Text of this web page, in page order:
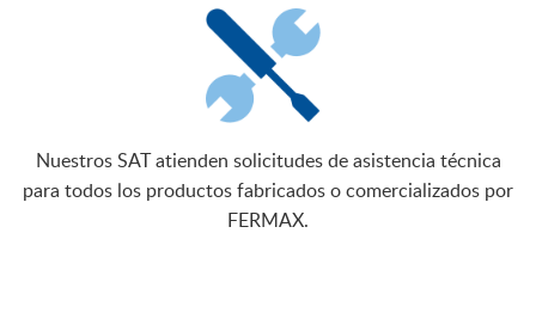
Nuestros SAT atienden solicitudes de asistencia técnica
para todos los productos fabricados o comercializados por
FERMAX.